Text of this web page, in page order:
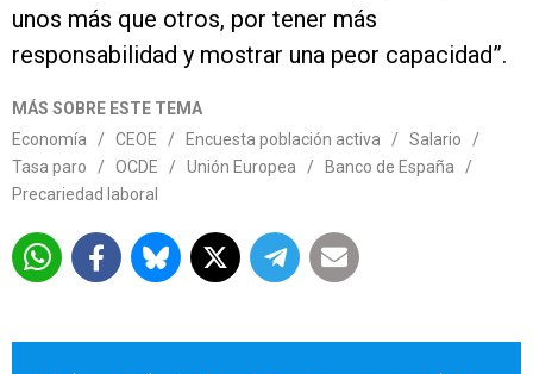
unos más que otros, por tener más
responsabilidad y mostrar una peor capacidad”.
MÁS SOBRE ESTE TEMA
Economía
/ CEOE / Encuesta población activa / Salario
/
Tasa paro
/ OCDE / Unión Europea / Banco de España
/
Precariedad laboral